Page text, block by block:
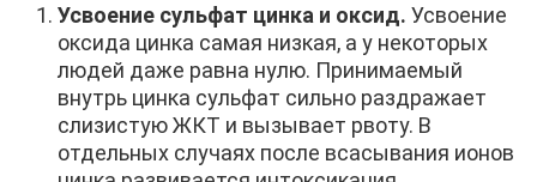
Усвоение сульфат цинка и оксид. Усвоение
оксида цинка самая низкая, а у некоторых
людей даже равна нулю. Принимаемый
внутрь цинка сульфат сильно раздражает
слизистую ЖКТ и вызывает рвоту. В
отдельных случаях после всасывания ионов